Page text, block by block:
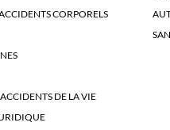
CORPORELS
DE LA VIE